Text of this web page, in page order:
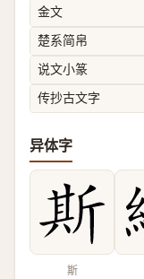
金文
楚系简帛
说文小篆
传抄古文字
异体字
斯